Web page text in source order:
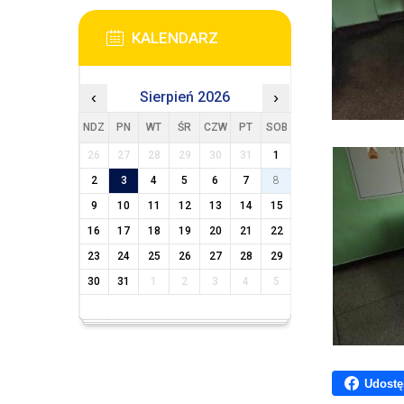
KALENDARZ
‹ Sierpień 2026 ›
NDZ PN WT ŚR CZW PT SOB
26 27 28 29 30 31
1
2
3 4 5 6 7
8
9
10 11 12 13 14
15
16
17 18 19 20 21
22
23
24 25 26 27 28
29
30
31 1 2 3 4 5